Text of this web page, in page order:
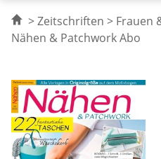
Zeitschriften
Frauen
Nähen & Patchwork Abo